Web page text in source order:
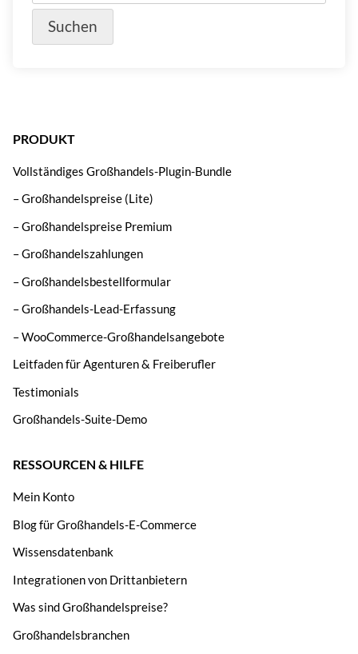
PRODUKT
Vollständiges Großhandels-Plugin-Bundle
– Großhandelspreise (Lite)
– Großhandelspreise Premium
– Großhandelszahlungen
– Großhandelsbestellformular
– Großhandels-Lead-Erfassung
– WooCommerce-Großhandelsangebote
Leitfaden für Agenturen & Freiberufler
Testimonials
Großhandels-Suite-Demo
RESSOURCEN & HILFE
Mein Konto
Blog für Großhandels-E-Commerce
Wissensdatenbank
Integrationen von Drittanbietern
Was sind Großhandelspreise?
Großhandelsbranchen